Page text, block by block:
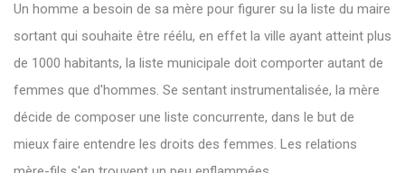
Un homme a besoin de sa mère pour figurer su la liste du maire
sortant qui souhaite être réélu, en effet la ville ayant atteint plus
de 1000 habitants, la liste municipale doit comporter autant de
femmes que d'hommes. Se sentant instrumentalisée, la mère
décide de composer une liste concurrente, dans le but de
mieux faire entendre les droits des femmes. Les relations